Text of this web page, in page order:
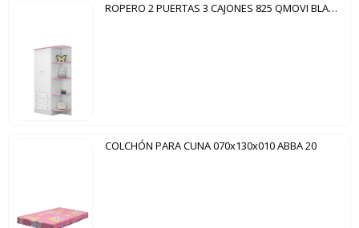
ROPERO 2 PUERTAS 3 CAJONES 825 QMOVI BLANCO|ROSA
COLCHÓN PARA CUNA 070x130x010 ABBA 20